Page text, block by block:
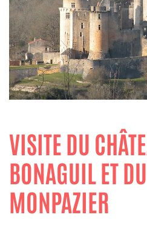
VISITE DU
BONAGUIL ET
MONPAZIER